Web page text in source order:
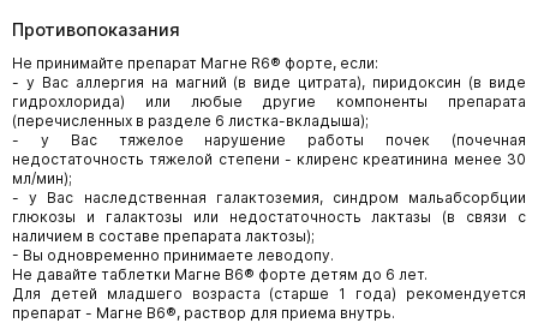
Противопоказания
Не принимайте препарат Магне R6® форте, если:
- у Вас аллергия на магний (в виде цитрата), пиридоксин (в виде
гидрохлорида) или любые другие компоненты препарата
(перечисленных в разделе 6 листка-вкладыша);
- у Вас тяжелое нарушение работы почек (почечная
недостаточность тяжелой степени - клиренс креатинина менее 30
мл/мин);
- у Вас наследственная галактоземия, синдром мальабсорбции
глюкозы и галактозы или недостаточность лактазы (в связи с
наличием в составе препарата лактозы);
- Вы одновременно принимаете леводопу.
Не давайте таблетки Магне В6® форте детям до 6 лет.
Для детей младшего возраста (старше 1 года) рекомендуется
препарат - Магне В6®, раствор для приема внутрь.